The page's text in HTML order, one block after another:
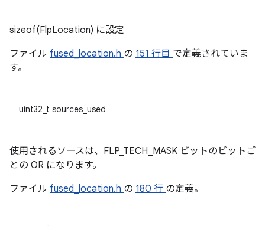
sizeof(FlpLocation) に設定
ファイル fused_location.h の 151 行目 で定義されていま
す。
uint32_t sources_used
使用されるソースは、FLP_TECH_MASK ビットのビットご
との OR になります。
ファイル fused_location.h の 180 行 の定義。